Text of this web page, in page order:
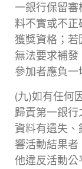
一銀行保留
料不實或不
獲獎資格；
無法要求補發
參加者應負一
(九)如有任何
歸責第一銀
資料有遺失
響活動結果
他違反活動